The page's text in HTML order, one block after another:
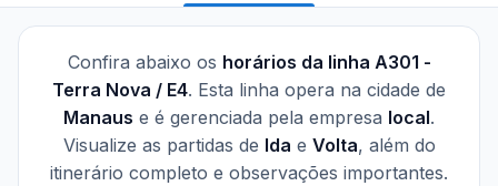
Confira abaixo os horários da linha A301 -
Terra Nova / E4. Esta linha opera na cidade de
Manaus e é gerenciada pela empresa local.
Visualize as partidas de Ida e Volta, além do
itinerário completo e observações importantes.